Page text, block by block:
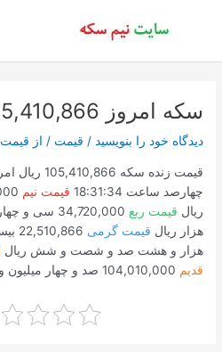
سکه امروز 105,410,866 ساعت 18:31
دیدگاه‌ خود را بنویسید / قیمت / از قیمت
قیمت زنده
چهارصد ساعت 18:31:34
قیمت نیم
ریال قیمت ربع
34,720,000
هزار ریال قیمت گرمی
هزار و هشت صد و شصت و شش ریال
قدیم 104,010,000 صد و چهار میلیون و ده هزار ریال